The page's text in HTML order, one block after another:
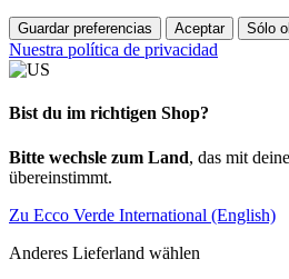
Guardar preferencias Aceptar Sólo
Nuestra política de privacidad
Bist du im richtigen Shop?
Bitte wechsle zum Land, das mit
übereinstimmt.
Zu Ecco Verde International (English)
Anderes Lieferland wählen